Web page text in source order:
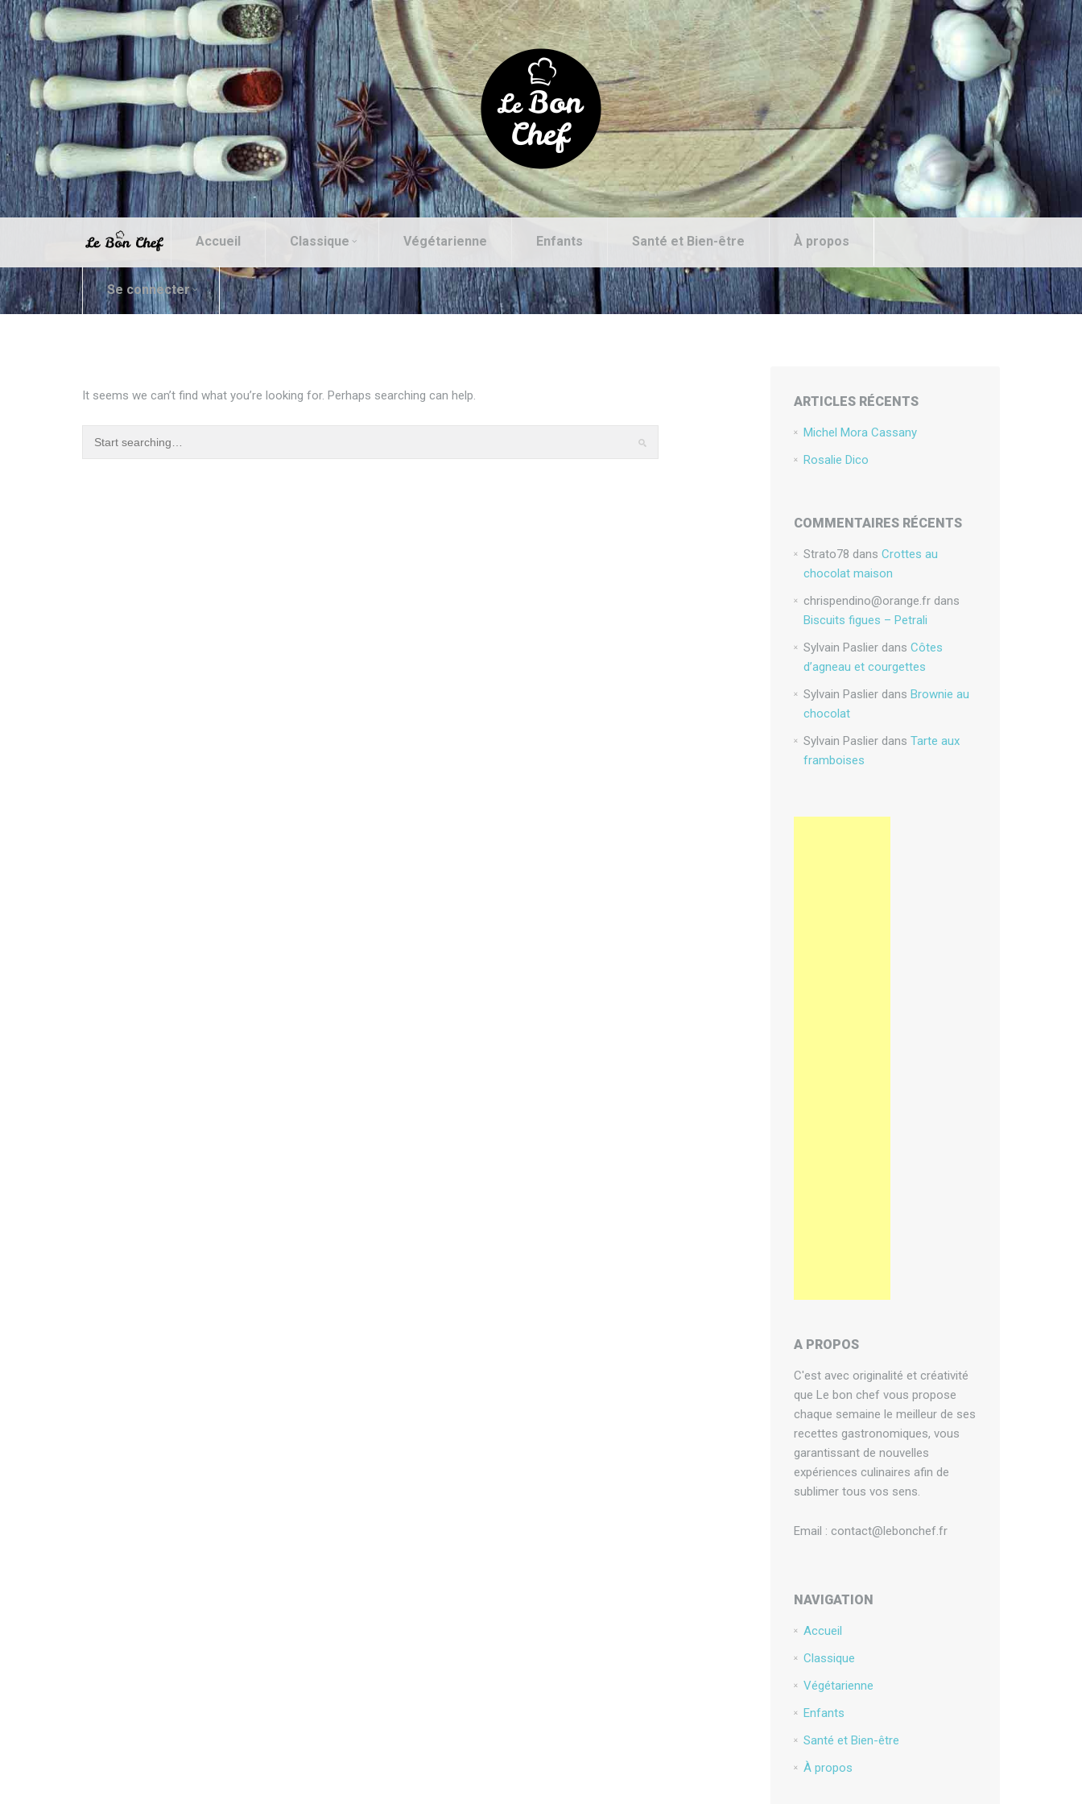
Accueil Classique Végétarienne Enfants Santé et Bien-être À propos
Se connecter
It seems we can’t find what you’re looking for. Perhaps searching can help. ARTICLES RÉCENTS
Michel Mora Cassany
Rosalie Dico
COMMENTAIRES RÉCENTS
Strato78 dans Crottes au
chocolat maison
chrispendino@orange.frdans
Biscuits figues – Petrali
Sylvain Paslierdans Côtes
d’agneau et courgettes
Sylvain Paslierdans Brownie au
chocolat
Sylvain Paslierdans Tarte aux
framboises
A PROPOS
C'est avec originalité et créativité
que Le bon chef vous propose
chaque semaine le meilleur de ses
recettes gastronomiques, vous
garantissant de nouvelles
expériences culinaires afin de
sublimer tous vos sens.
Email : contact@lebonchef.fr
NAVIGATION
Accueil
Classique
Végétarienne
Enfants
Santé et Bien-être
À propos